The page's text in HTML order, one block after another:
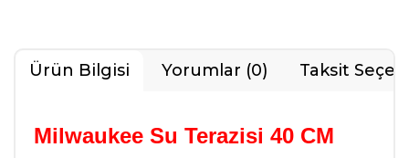
Ürün Bilgisi Yorumlar (0) Taksit
Milwaukee Su Terazisi 40 CM